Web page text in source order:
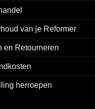
van je Reformer
en Retourneren
herroepen